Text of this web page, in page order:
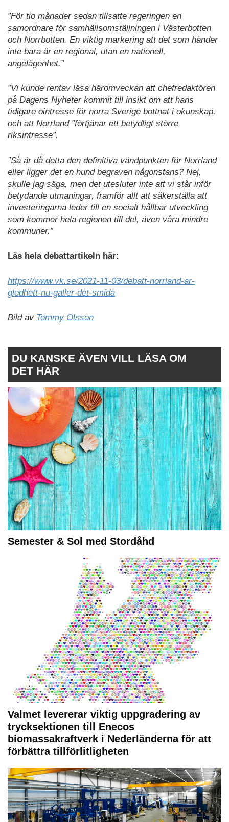
”För tio månader sedan tillsatte regeringen en
samordnare för samhällsomställningen i Västerbotten
och Norrbotten. En viktig markering att det som händer
inte bara är en regional, utan en nationell,
angelägenhet.”
”Vi kunde rentav läsa häromveckan att chefredaktören
på Dagens Nyheter kommit till insikt om att hans
tidigare ointresse för norra Sverige bottnat i okunskap,
och att Norrland ”förtjänar ett betydligt större
riksintresse”.
”Så är då detta den definitiva vändpunkten för Norrland
eller ligger det en hund begraven någonstans? Nej,
skulle jag säga, men det utesluter inte att vi står inför
betydande utmaningar, framför allt att säkerställa att
investeringarna leder till en socialt hållbar utveckling
som kommer hela regionen till del, även våra mindre
kommuner.”
Läs hela debattartikeln här:
https://www.vk.se/2021-11-03/debatt-norrland-ar-
glodhett-nu-galler-det-smida
Bild av Tommy Olsson
DU KANSKE ÄVEN VILL LÄSA OM
DET HÄR
Semester & Sol med Stordåhd
Valmet levererar viktig uppgradering av
trycksektionen till Enecos
biomassakraftverk i Nederländerna för att
förbättra tillförlitligheten